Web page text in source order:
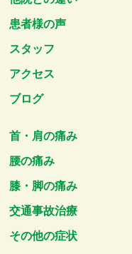
患者様の声
スタッフ
アクセス
ブログ
首・肩の痛み
腰の痛み
膝・脚の痛み
交通事故治療
その他の症状